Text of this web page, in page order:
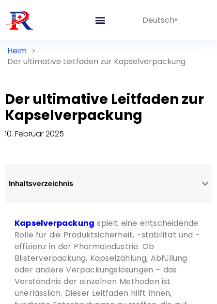
Deutsch
Heim >
Der ultimative Leitfaden zur Kapselverpackung
Der ultimative Leitfaden zur
Kapselverpackung
10. Februar 2025
Inhaltsverzeichnis
Kapselverpackung spielt eine entscheidende
Rolle für die Produktsicherheit, -stabilität und -
effizienz in der Pharmaindustrie. Ob
Blisterverpackung, Kapselzählung, Abfüllung
oder andere Verpackungslösungen – das
Verständnis der einzelnen Methoden ist
unerlässlich. Dieser Leitfaden hilft Ihnen,